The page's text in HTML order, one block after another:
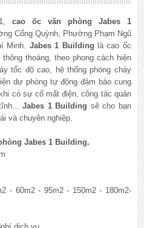
cao ốc văn phòng Jabes 1
Cống Quỳnh, Phường Phạm Ngũ
Minh. Jabes1 Building là cao ốc
thoáng, theo phong cách hiện
tốc độ cao, hệ thống phòng cháy
dự phòng tự động đảm bảo cung
có sự cố mất điện, công tác quản
tĩnh...Jabes 1 Building sẽ cho bạn
và chuyên nghiệp.
Jabes 1 Building.
- 60m2 - 95m2 - 150m2 - 180m2-